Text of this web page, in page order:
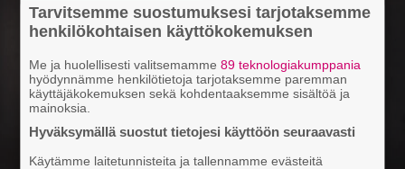
Tarvitsemme suostumuksesi tarjotaksemme
henkilökohtaisen käyttökokemuksen
Me ja huolellisesti valitsemamme89 teknologiakumppania
hyödynnämme henkilötietoja tarjotaksemme paremman
käyttäjäkokemuksen sekä kohdentaaksemme sisältöä ja
mainoksia.
Hyväksymällä suostut tietojesi käyttöön seuraavasti
Käytämme laitetunnisteita ja tallennamme evästeitä